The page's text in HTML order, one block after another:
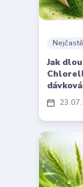
23 07
Jak